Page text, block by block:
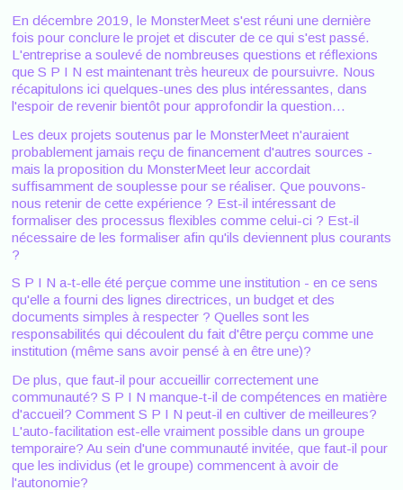
En décembre 2019, le MonsterMeet s'est réuni une dernière
fois pour conclure le projet et discuter de ce qui s'est passé.
L'entreprise a soulevé de nombreuses questions et réflexions
que S P I N est maintenant très heureux de poursuivre. Nous
récapitulons ici quelques-unes des plus intéressantes, dans
l'espoir de revenir bientôt pour approfondir la question...
Les deux projets soutenus par le MonsterMeet n'auraient
probablement jamais reçu de financement d'autres sources -
mais la proposition du MonsterMeet leur accordait
suffisamment de souplesse pour se réaliser. Que pouvons-
nous retenir de cette expérience ? Est-il intéressant de
formaliser des processus flexibles comme celui-ci ? Est-il
nécessaire de les formaliser afin qu'ils deviennent plus courants
?
S P I N a-t-elle été perçue comme une institution - en ce sens
qu'elle a fourni des lignes directrices, un budget et des
documents simples à respecter ? Quelles sont les
responsabilités qui découlent du fait d'être perçu comme une
institution (même sans avoir pensé à en être une)?
De plus, que faut-il pour accueillir correctement une
communauté? S P I N manque-t-il de compétences en matière
d'accueil? Comment S P I N peut-il en cultiver de meilleures?
L'auto-facilitation est-elle vraiment possible dans un groupe
temporaire? Au sein d'une communauté invitée, que faut-il pour
que les individus (et le groupe) commencent à avoir de
l'autonomie?